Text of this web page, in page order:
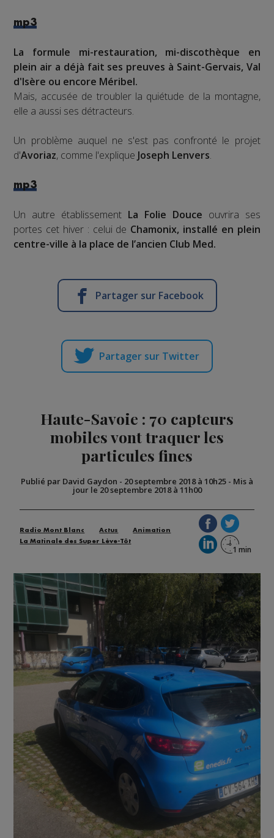
mp3
La formule mi-restauration, mi-discothèque en
plein air a déjà fait ses preuves à Saint-Gervais, Val
d'Isère ou encore Méribel.
Mais, accusée de troubler la quiétude de la montagne,
elle a aussi ses détracteurs.
Un problème auquel ne s'est pas confronté le projet
d'Avoriaz, comme l'explique Joseph Lenvers.
mp3
Un autre établissement La Folie Douce ouvrira ses
portes cet hiver : celui de Chamonix, installé en plein
centre-ville à la place de l’ancien Club Med.
Partager sur Facebook
Partager sur Twitter
Haute-Savoie : 70 capteurs
mobiles vont traquer les
particules fines
Publié par David Gaydon - 20 septembre 2018 à 10h25 - Mis à
jour le 20 septembre 2018 à 11h00
Radio Mont Blanc Actus
Animation
La Matinale des Super Lève-Tôt